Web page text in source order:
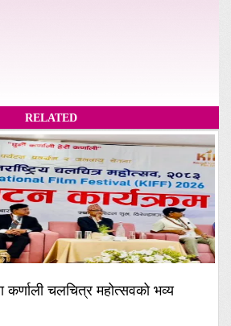
RELATED
चलचित्र महोत्सवको भव्य